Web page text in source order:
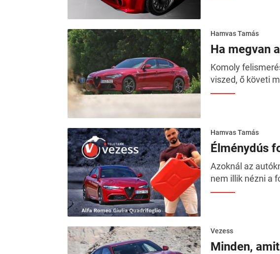
Hamvas Tamás
Ha megvan
Komoly
viszed, ő követi
Hamvas Tamás
Élménydús
Azoknál az
nem illik nézni a
Vezess
Minden,